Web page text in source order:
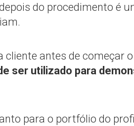
do procedimento é
cliente antes de começar
ser utilizado para
para o portfólio do